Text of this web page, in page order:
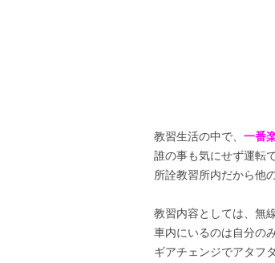
教習生活の中で、 一番
誰の事も気にせず運転
所詮教習所内だから他
教習内容としては、無
車内にいるのは自分のみ
ギアチェンジでアタフ